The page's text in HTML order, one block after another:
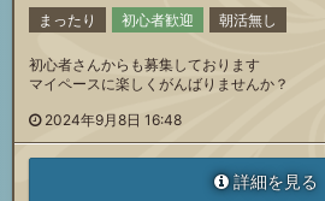
まったり 初心者歓迎 朝活無し
初心者さんからも募集しております
マイペースに楽しくがんばりませんか？
2024年9月8日 16:48
詳細を見る